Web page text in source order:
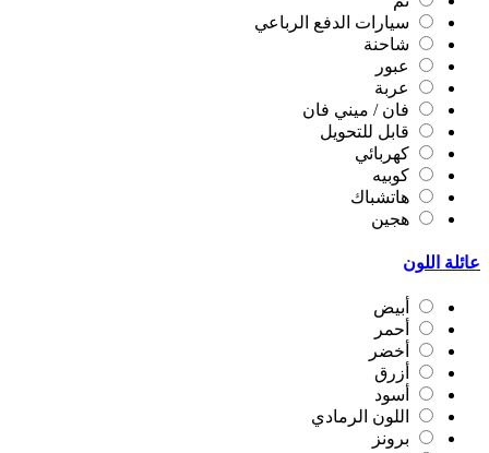
سيارات الدفع الرباعي
شاحنة
عبور
عربة
فان / ميني فان
قابل للتحويل
كهربائي
كوبيه
هاتشباك
هجين
عائلة اللون
أبيض
أحمر
أخضر
أزرق
أسود
اللون الرمادي
برونز